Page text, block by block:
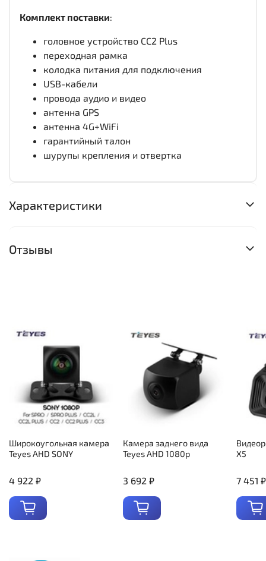
Комплект поставки:
головное устройство CC2 Plus
переходная рамка
колодка питания для подключения
USB-кабели
провода аудио и видео
антенна GPS
антенна 4G+WiFi
гарантийный талон
шурупы крепления и отвертка
Характеристики
Отзывы
Широкоугольная камера
Teyes AHD SONY
4 922 ₽
Камера заднего вида
Teyes AHD 1080p
3 692 ₽
X5
7 451 ₽